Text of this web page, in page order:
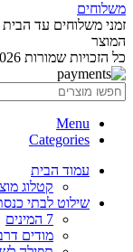
משלוחים
המוצר
כל הזכויות שמורות 2026 ל-תמונה ושלט ©
Menu
Categories
עמוד הבית
קטלוג
שילוט לבתי
7 המינים
מודים